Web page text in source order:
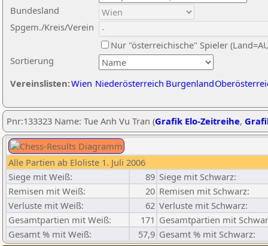
Sortierung
Bundesland
Spgem./Kreis/Verein
Nur "österreichische" Spieler
Vereinslisten:Wien Niederösterreich Burgenland
Pnr:133323 Name: Tue Anh Vu Tran (Grafik Elo-Zeitreihe,
Alle Partien ab Eloliste 1. Juli 2006
Siege mit Weiß:
89 Siege mit Schwarz:
Remisen mit Weiß:
20 Remisen mit Schwarz:
Verluste mit Weiß:
62 Verluste mit Schwarz:
Gesamtpartien mit Weiß:
171 Gesamtpartien mit
Gesamt % mit Weiß:
57,9 Gesamt % mit Schwarz: